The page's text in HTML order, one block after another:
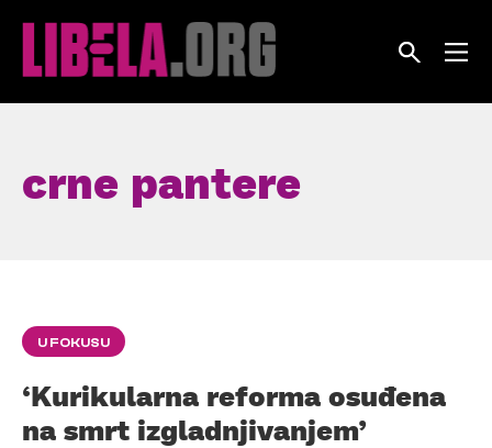
crne pantere
U FOKUSU
‘Kurikularna reforma osuđena
na smrt izgladnjivanjem’